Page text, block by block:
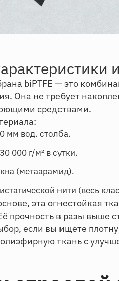
biPTFE — это
Она не требует
средствами.
мм вод. столба.
000 г/м² в сутки.
(метаарамид).
нити (весь
эта огнестойкая
прочность в разы выше
если вы ищете
ткань с